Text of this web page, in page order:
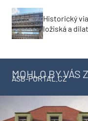
Historický
ložiská a
MOHLO BY VÁS
ASB-PORTAL.CZ